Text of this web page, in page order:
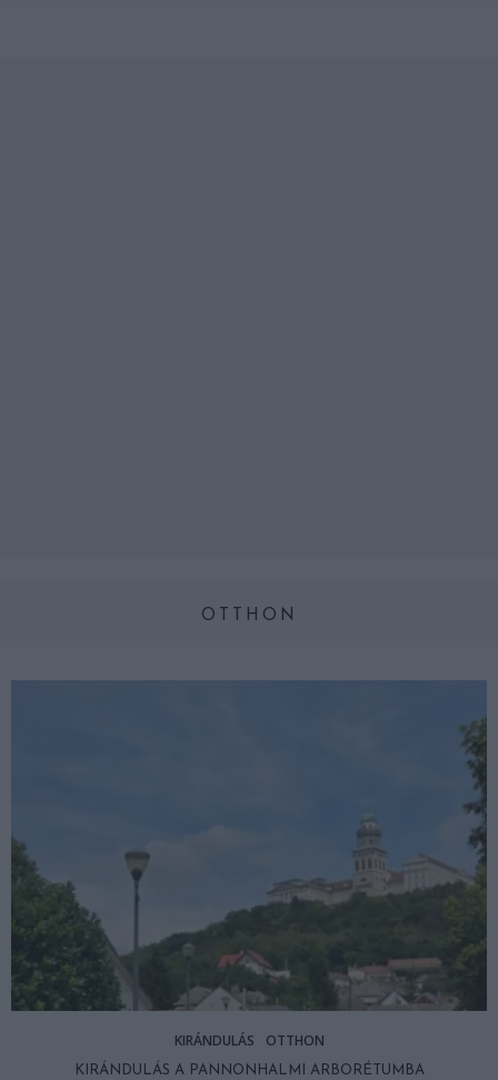
OTTHON
KIRÁNDULÁS OTTHON
KIRÁNDULÁS A PANNONHALMI ARBORÉTUMBA